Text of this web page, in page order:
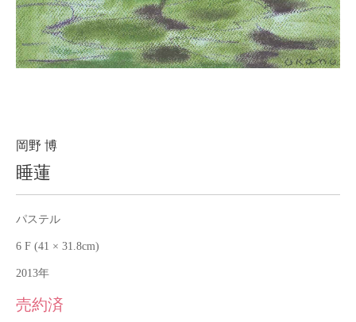
About 会社案内
Contact
Purchase assessment
岡野 博
睡蓮
パステル
6 F (41 × 31.8cm)
2013年
売約済